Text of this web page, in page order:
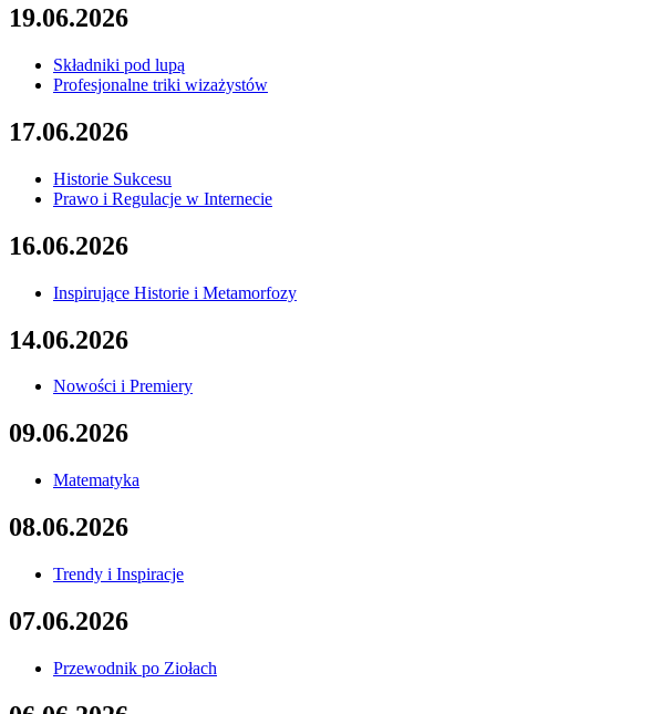
19.06.2026
Składniki pod lupą
Profesjonalne triki wizażystów
17.06.2026
Historie Sukcesu
Prawo i Regulacje w Internecie
16.06.2026
Inspirujące Historie i Metamorfozy
14.06.2026
Nowości i Premiery
09.06.2026
Matematyka
08.06.2026
Trendy i Inspiracje
07.06.2026
Przewodnik po Ziołach